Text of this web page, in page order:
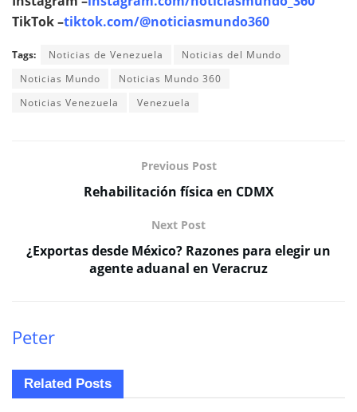
TikTok –tiktok.com/@noticiasmundo360
Tags: Noticias de Venezuela
Noticias del Mundo
Noticias Mundo
Noticias Mundo 360
Noticias Venezuela
Venezuela
Previous Post
Rehabilitación física en CDMX
Next Post
¿Exportas desde México? Razones para elegir un
agente aduanal en Veracruz
Peter
Related Posts
ECONOMÍA